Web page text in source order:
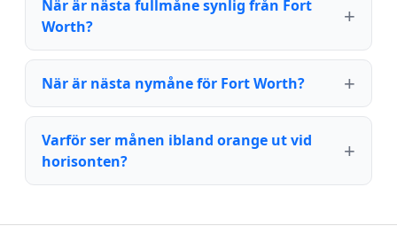
När är nästa fullmåne synlig från Fort
Worth?
När är nästa nymåne för Fort Worth?
Varför ser månen ibland orange ut vid
horisonten?